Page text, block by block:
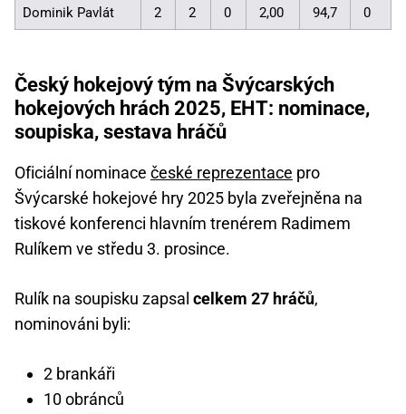
Dominik Pavlát 2 2 0 2,00 94,7 0
Český hokejový tým na Švýcarských
hokejových hrách 2025, EHT: nominace,
soupiska, sestava hráčů
Oficiální nominace české reprezentace pro
Švýcarské hokejové hry 2025 byla zveřejněna na
tiskové konferenci hlavním trenérem Radimem
Rulíkem ve středu 3. prosince.
Rulík na soupisku zapsal celkem 27 hráčů,
nominováni byli:
2 brankáři
10 obránců